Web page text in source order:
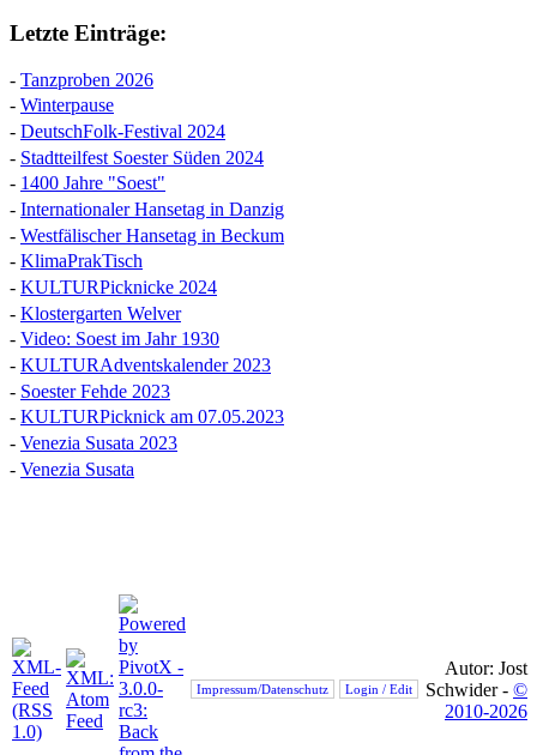
Letzte Einträge:
- Tanzproben 2026
- Winterpause
- DeutschFolk-Festival 2024
- Stadtteilfest Soester Süden 2024
- 1400 Jahre "Soest"
- Internationaler Hansetag in Danzig
- Westfälischer Hansetag in Beckum
- KlimaPrakTisch
- KULTURPicknicke 2024
- Klostergarten Welver
- Video: Soest im Jahr 1930
- KULTURAdventskalender 2023
- Soester Fehde 2023
- KULTURPicknick am 07.05.2023
- Venezia Susata 2023
- Venezia Susata
Impressum/Datenschutz Login / Edit
Autor: Jost
Schwider - ©
2010-2026